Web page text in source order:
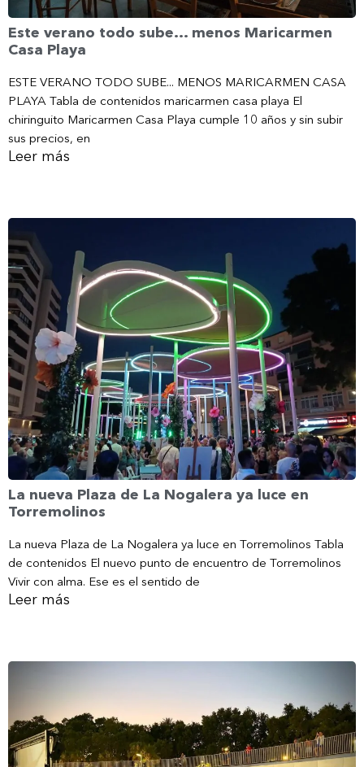
Este verano todo sube… menos Maricarmen
Casa Playa
ESTE VERANO TODO SUBE... MENOS MARICARMEN CASA
PLAYA Tabla de contenidos maricarmen casa playa El
chiringuito Maricarmen Casa Playa cumple 10 años y sin subir
sus precios, en
Leer más
La nueva Plaza de La Nogalera ya luce en
Torremolinos
La nueva Plaza de La Nogalera ya luce en Torremolinos Tabla
de contenidos El nuevo punto de encuentro de Torremolinos
Vivir con alma. Ese es el sentido de
Leer más